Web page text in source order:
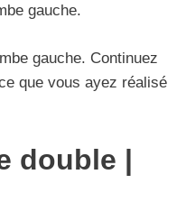
gauche.
gauche. Continuez
que vous ayez réalisé
double |